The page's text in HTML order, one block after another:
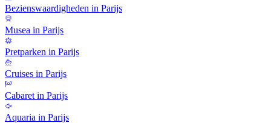
Bezienswaardigheden in Parijs
Musea in Parijs
Pretparken in Parijs
Cruises in Parijs
Cabaret in Parijs
Aquaria in Parijs